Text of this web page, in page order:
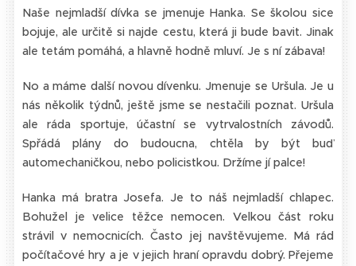
Naše nejmladší dívka se jmenuje Hanka. Se školou sice
bojuje, ale určitě si najde cestu, která ji bude bavit. Jinak
ale tetám pomáhá, a hlavně hodně mluví. Je s ní zábava!
No a máme další novou dívenku. Jmenuje se Uršula. Je u
nás několik týdnů, ještě jsme se nestačili poznat. Uršula
ale ráda sportuje, účastní se vytrvalostních závodů.
Spřádá plány do budoucna, chtěla by být buď
automechaničkou, nebo policistkou. Držíme jí palce!
Hanka má bratra Josefa. Je to náš nejmladší chlapec.
Bohužel je velice těžce nemocen. Velkou část roku
strávil v nemocnicích. Často jej navštěvujeme. Má rád
počítačové hry a je v jejich hraní opravdu dobrý. Přejeme